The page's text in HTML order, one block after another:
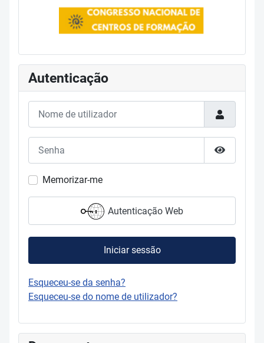
Autenticação
Mostrar
Memorizar-me
Autenticação Web
Iniciar sessão
Esqueceu-se da senha?
Esqueceu-se do nome de utilizador?